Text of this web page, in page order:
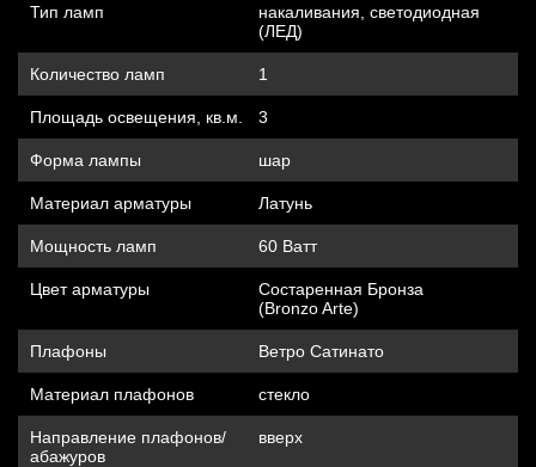
Тип ламп
накаливания, cветодиодная
(ЛЕД)
Количество ламп 1
Площадь освещения, кв.м. 3
Форма лампы шар
Материал арматуры Латунь
Мощность ламп 60 Ватт
Цвет арматуры
Состаренная Бронза
(Bronzo Arte)
Плафоны Ветро Сатинато
Материал плафонов стекло
Направление плафонов/
абажуров
вверх